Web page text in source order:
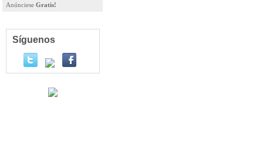
Anúnciese Gratis!
Síguenos